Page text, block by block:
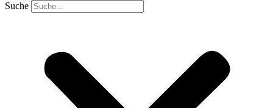
Suche